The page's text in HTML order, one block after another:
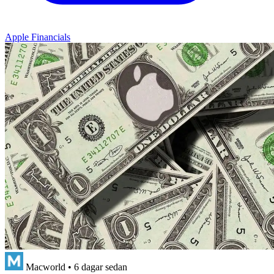
Apple Financials
Macworld • 6 dagar sedan